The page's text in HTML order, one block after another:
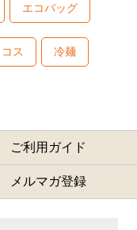
エコバッグ
コス 冷麺
ご利用ガイド
メルマガ登録